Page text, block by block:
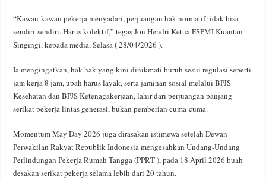
“Kawan-kawan pekerja menyadari, perjuangan hak normatif tidak bisa
sendiri-sendiri. Harus kolektif,” tegas Jon Hendri Ketua FSPMI Kuantan
Singingi, kepada media, Selasa ( 28/04/2026 ).
Ia mengingatkan, hak-hak yang kini dinikmati buruh sesui regulasi seperti
jam kerja 8 jam, upah harus layak, serta jaminan sosial melalui BPJS
Kesehatan dan BPJS Ketenagakerjaan, lahir dari perjuangan panjang
serikat pekerja lintas generasi, bukan pemberian cuma-cuma.
Momentum May Day 2026 juga dirasakan istimewa setelah Dewan
Perwakilan Rakyat Republik Indonesia mengesahkan Undang-Undang
Perlindungan Pekerja Rumah Tangga (PPRT ), pada 18 April 2026 buah
desakan serikat pekerja selama lebih dari 20 tahun.